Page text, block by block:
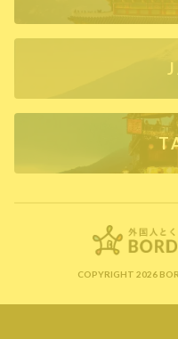
COPYRIGHT 2026